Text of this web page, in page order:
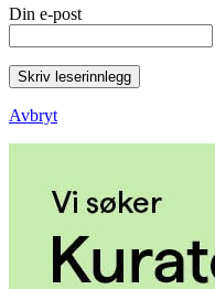
Din e-post
Skriv leserinnlegg
Avbryt